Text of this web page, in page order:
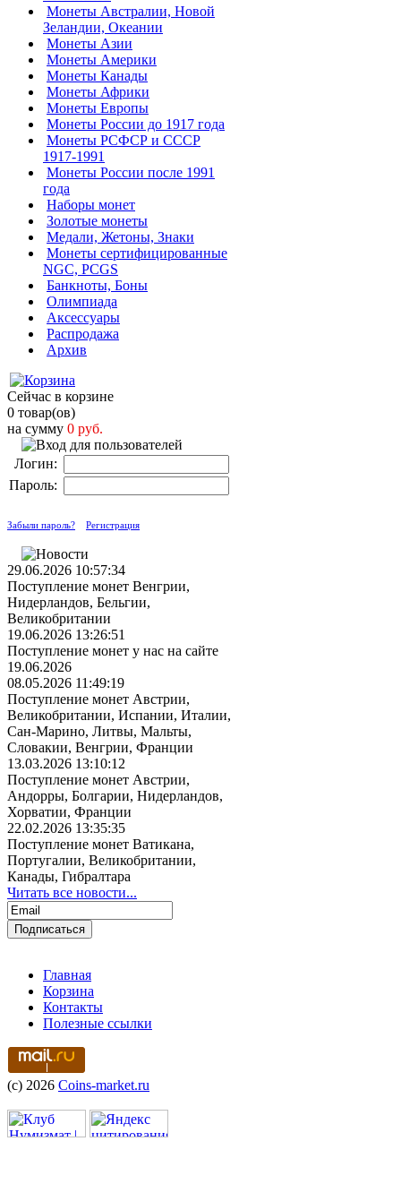
Монеты Австралии, Новой
Зеландии, Океании
Монеты Азии
Монеты Америки
Монеты Канады
Монеты Африки
Монеты Европы
Монеты России до 1917 года
Монеты РСФСР и СССР
1917-1991
Монеты России после 1991
года
Наборы монет
Золотые монеты
Медали, Жетоны, Знаки
Монеты сертифицированные
NGC, PCGS
Банкноты, Боны
Олимпиада
Аксессуары
Распродажа
Архив
Сейчас в корзине
0 товар(ов)
на сумму 0 руб.
Логин:
Пароль:
Забыли пароль? Регистрация
29.06.2026 10:57:34
Поступление монет Венгрии,
Нидерландов, Бельгии,
Великобритании
19.06.2026 13:26:51
Поступление монет у нас на сайте
19.06.2026
08.05.2026 11:49:19
Поступление монет Австрии,
Великобритании, Испании, Италии,
Сан-Марино, Литвы, Мальты,
Словакии, Венгрии, Франции
13.03.2026 13:10:12
Поступление монет Австрии,
Андорры, Болгарии, Нидерландов,
Хорватии, Франции
22.02.2026 13:35:35
Поступление монет Ватикана,
Португалии, Великобритании,
Канады, Гибралтара
Читать все новости...
Главная
Корзина
Контакты
Полезные ссылки
(c) 2026 Coins-market.ru